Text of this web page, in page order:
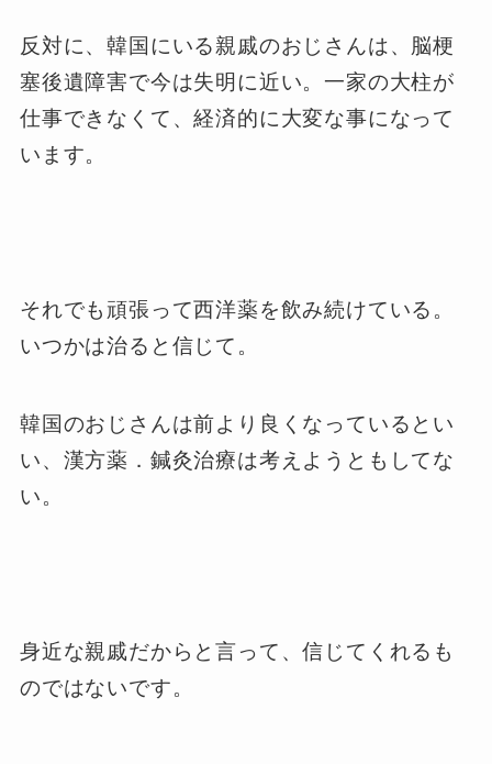
反対に、韓国にいる親戚のおじさんは、脳梗
塞後遺障害で今は失明に近い。一家の大柱が
仕事できなくて、経済的に大変な事になって
います。
それでも頑張って西洋薬を飲み続けている。
いつかは治ると信じて。
韓国のおじさんは前より良くなっているとい
い、漢方薬．鍼灸治療は考えようともしてな
い。
身近な親戚だからと言って、信じてくれるも
のではないです。